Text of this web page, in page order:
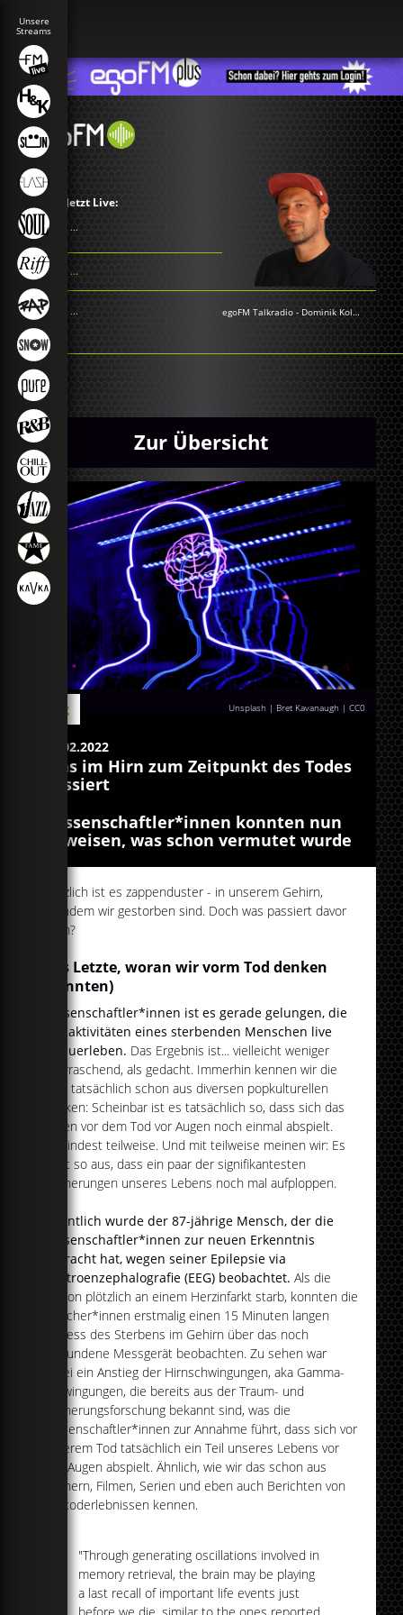
Jetzt Live:
...
...
... egoFM Talkradio - Dominik Kollmann
Zur Übersicht
Unsplash | Bret Kavanaugh |CC0
Blog
23.02.2022
Was im Hirn zum Zeitpunkt des Todes
passiert
Wissenschaftler*innen konnten nun
beweisen, was schon vermutet wurde
Plötzlich ist es zappenduster - in unserem Gehirn,
nachdem wir gestorben sind. Doch was passiert davor
noch?
Das Letzte, woran wir vorm Tod denken
(könnten)
Wissenschaftler*innen ist es gerade gelungen, die
Hirnaktivitäten eines sterbenden Menschen live
mitzuerleben. Das Ergebnis ist... vielleicht weniger
überraschend, als gedacht. Immerhin kennen wir die
Idee tatsächlich schon aus diversen popkulturellen
Werken: Scheinbar ist es tatsächlich so, dass sich das
Leben vor dem Tod vor Augen noch einmal abspielt.
Zumindest teilweise. Und mit teilweise meinen wir: Es
sieht so aus, dass ein paar der signifikantesten
Erinnerungen unseres Lebens noch mal aufploppen.
Eigentlich wurde der 87-jährige Mensch, der die
Wissenschaftler*innen zur neuen Erkenntnis
gebracht hat, wegen seiner Epilepsie via
Elektroenzephalografie (EEG) beobachtet. Als die
Person plötzlich an einem Herzinfarkt starb, konnten die
Forscher*innen erstmalig einen 15 Minuten langen
Prozess des Sterbens im Gehirn über das noch
verbundene Messgerät beobachten. Zu sehen war
dabei ein Anstieg der Hirnschwingungen, aka Gamma-
Schwingungen, die bereits aus der Traum- und
Erinnerungsforschung bekannt sind, was die
Wissenschaftler*innen zur Annahme führt, dass sich vor
unserem Tod tatsächlich ein Teil unseres Lebens vor
den Augen abspielt. Ähnlich, wie wir das schon aus
Büchern, Filmen, Serien und eben auch Berichten von
Nahtoderlebnissen kennen.
"Through generating oscillations involved in
memory retrieval, the brain may be playing
a last recall of important life events just